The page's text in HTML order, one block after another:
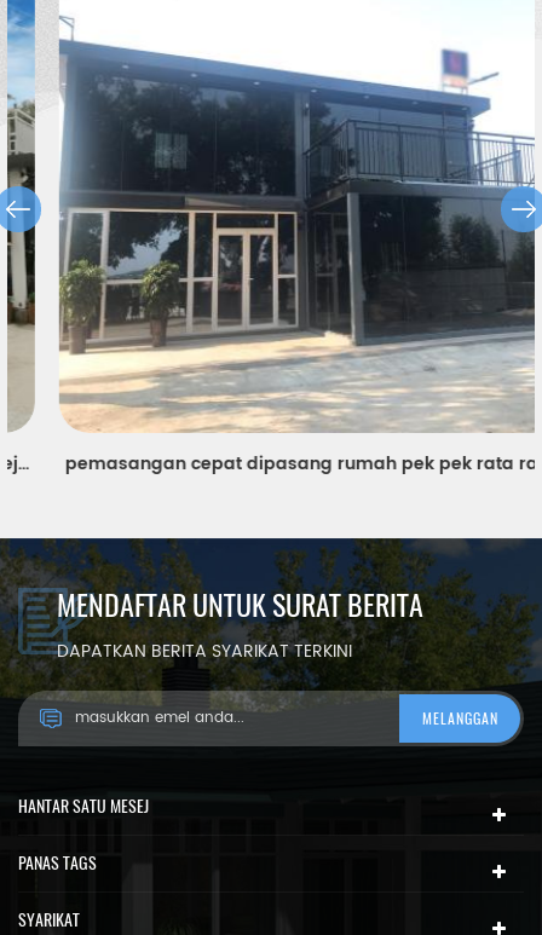
pemasangan cepat dipasang rumah pek pek rata rata
MENDAFTAR UNTUK SURAT BERITA
DAPATKAN BERITA SYARIKAT TERKINI
HANTAR SATU MESEJ
PANAS TAGS
SYARIKAT